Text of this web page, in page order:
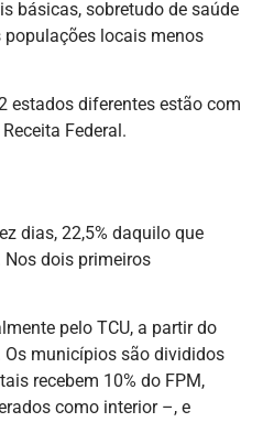
básicas, sobretudo de saúde
populações locais menos
estados diferentes estão com
Federal.
dias, 22,5% daquilo que
dois primeiros
pelo TCU, a partir do
Os municípios são divididos
recebem 10% do FPM,
como interior –, e